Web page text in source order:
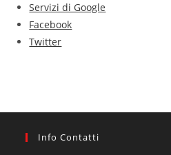
Servizi di Google
Facebook
Twitter
Info Contatti